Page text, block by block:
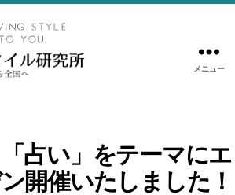
メニュー
占い」をテーマにエ
開催いたしました！